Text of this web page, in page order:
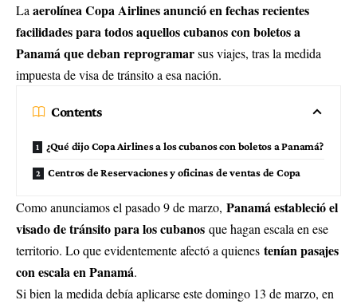
Laaerolínea Copa Airlines anunció en fechas recientes
facilidades para todos aquellos cubanos con boletos a
Panamá que deban reprogramarsus viajes, tras la medida
impuesta de visa de tránsito a esa nación.
Contents
¿Qué dijo Copa Airlines a los cubanos con boletos a Panamá?
Centros de Reservaciones y oficinas de ventas de Copa
Como anunciamos el pasado 9 de marzo, Panamá estableció el
visado de tránsito para los cubanos que hagan escala en ese
territorio. Lo que evidentemente afectó a quienes tenían pasajes
con escala en Panamá.
Si bien la medida debía aplicarse este domingo 13 de marzo, en